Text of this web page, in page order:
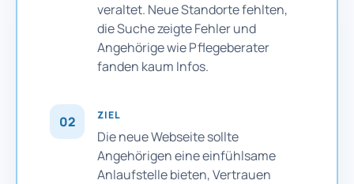
veraltet. Neue Standorte fehlten,
die Suche zeigte Fehler und
Angehörige wie Pflegeberater
fanden kaum Infos.
02 ZIEL
Die neue Webseite sollte
Angehörigen eine einfühlsame
Anlaufstelle bieten, Vertrauen